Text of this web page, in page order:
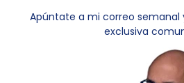
Apúntate a mi correo
exclusiva